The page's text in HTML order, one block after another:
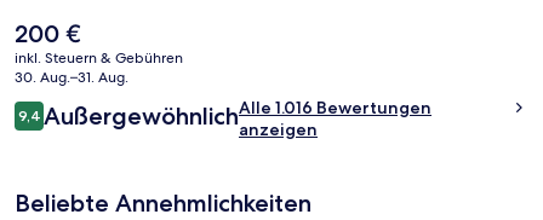
öffentlichen Verkehrsmittel sind nur einen kurzen Fußmarsch
entfernt: Zur Metrostation La Marina sind es 2 Minuten und zur
Metrostation La Malagueta 11 Minuten.
Der
aktuelle
Preis
200 €.
200 €
inkl. Steuern & Gebühren
30. Aug.–31. Aug.
Bewertungen
9,49,4 von 10.
AußergewöhnlichAlle 1.016 Bewertungen
anzeigen
Beliebte Annehmlichkeiten